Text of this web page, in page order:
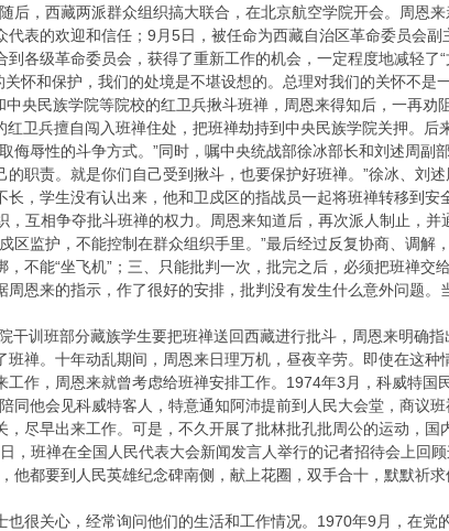
后，西藏两派群众组织搞大联合，在北京航空学院开会。周恩
表的欢迎和信任；9月5日，被任命为西藏自治区革命委员会
各级革命委员会，获得了重新工作的机会，一定程度地减轻了
关怀和保护，我们的处境是不堪设想的。总理对我们的关怀不
民族学院等院校的红卫兵揪斗班禅，周恩来得知后，一再劝
红卫兵擅自闯入班禅住处，把班禅劫持到中央民族学院关押。
侮辱性的斗争方式。”同时，嘱中央统战部徐冰部长和刘述周
职责。就是你们自己受到揪斗，也要保护好班禅。”徐冰、刘
长，学生没有认出来，他和卫戍区的指战员一起将班禅转移到
，互相争夺批斗班禅的权力。周恩来知道后，再次派人制止，
区监护，不能控制在群众组织手里。”最后经过反复协商、调解
，不能“坐飞机”；三、只能批判一次，批完之后，必须把班禅
恩来的指示，作了很好的安排，批判没有发生什么意外问题
训班部分藏族学生要把班禅送回西藏进行批斗，周恩来明确指
禅。十年动乱期间，周恩来日理万机，昼夜辛劳。即使在这
工作，周恩来就曾考虑给班禅安排工作。1974年3月，科威特国
同他会见科威特客人，特意通知阿沛提前到人民大会堂，商议
，尽早出来工作。可是，不久开展了批林批孔批周公的运动，
，班禅在全国人民代表大会新闻发言人举行的记者招待会上回
他都要到人民英雄纪念碑南侧，献上花圈，双手合十，默默祈
关心，经常询问他们的生活和工作情况。1970年9月，在党